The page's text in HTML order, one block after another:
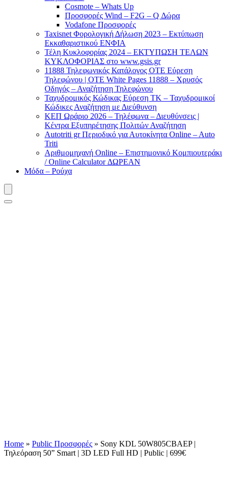
Cosmote – Whats Up
Προσφορές Wind – F2G – Q Δώρα
Vodafone Προσφορές
Taxisnet Φορολογική Δήλωση 2023 – Εκτύπωση
Εκκαθαριστικού EΝΦΙΑ
Τέλη Kυκλοφορίας 2024 – ΕΚΤΥΠΩΣΗ ΤΕΛΩΝ
ΚΥΚΛΟΦΟΡΙΑΣ στο www.gsis.gr
11888 Τηλεφωνικός Κατάλογος ΟΤΕ Εύρεση
Τηλεφώνου | OTE White Pages 11888 – Χρυσός
Οδηγός – Αναζήτηση Τηλεφώνου
Ταχυδρομικός Κώδικας Εύρεση ΤΚ – Ταχυδρομικοί
Κώδικες Αναζήτηση με Διεύθυνση
ΚΕΠ Ωράριο 2026 – Τηλέφωνα – Διευθύνσεις |
Κέντρα Εξυπηρέτησης Πολιτών Αναζήτηση
Autotriti gr Περιοδικό για Αυτοκίνητα Online – Auto
Triti
Αριθμομηχανή Online – Επιστημονικό Κομπιουτεράκι
/ Online Calculator ΔΩΡΕΑΝ
Μόδα – Ρούχα
Home » Public Προσφορές » Sony KDL 50W805CBAEP |
Τηλεόραση 50” Smart | 3D LED Full HD | Public | 699€